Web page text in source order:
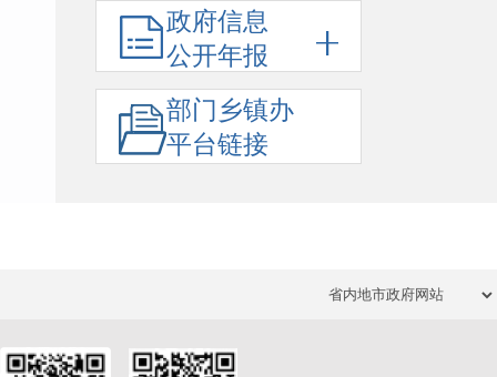
政府信息
公开年报
部门乡镇办
平台链接